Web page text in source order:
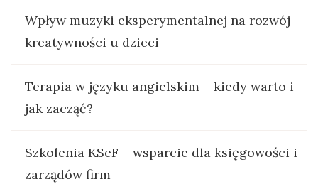
Wpływ muzyki eksperymentalnej na rozwój
kreatywności u dzieci
Terapia w języku angielskim – kiedy warto i
jak zacząć?
Szkolenia KSeF – wsparcie dla księgowości i
zarządów firm